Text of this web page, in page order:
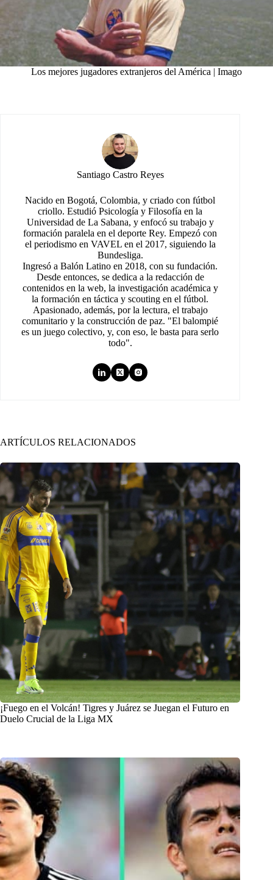
Los mejores jugadores extranjeros del América | Imago
Santiago Castro Reyes
Nacido en Bogotá, Colombia, y criado con fútbol
criollo. Estudió Psicología y Filosofía en la
Universidad de La Sabana, y enfocó su trabajo y
formación paralela en el deporte Rey. Empezó con
el periodismo en VAVEL en el 2017, siguiendo la
Bundesliga.
Ingresó a Balón Latino en 2018, con su fundación.
Desde entonces, se dedica a la redacción de
contenidos en la web, la investigación académica y
la formación en táctica y scouting en el fútbol.
Apasionado, además, por la lectura, el trabajo
comunitario y la construcción de paz. "El balompié
es un juego colectivo, y, con eso, le basta para serlo
todo".
ARTÍCULOS RELACIONADOS
¡Fuego en el Volcán! Tigres y Juárez se Juegan el Futuro en
Duelo Crucial de la Liga MX